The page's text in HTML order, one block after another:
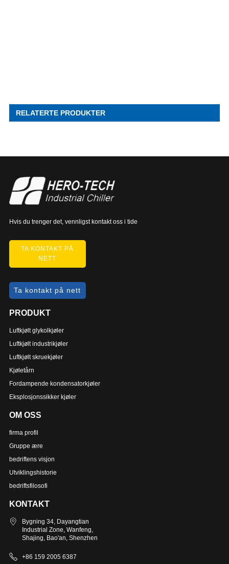
RELATERTE PRODUKTER
Hvis du trenger det, vennligst kontakt oss i tide
TA KONTAKT PÅ
NETT
Ta kontakt på nett
PRODUKT
Luftkjølt glykolkjøler
Luftkjølt industrikjøler
Luftkjølt skruekjøler
Kjøletårn
Fordampende kondensatorkjøler
Eksplosjonssikker kjøler
OM OSS
firma profil
Gruppe ære
bedriftens visjon
Utviklingshistorie
bedriftsfilosofi
KONTAKT
Bygning 34, Dayangtian
Industrial Zone, Wanfeng,
Shajing, Bao'an, Shenzhen
+86 159 2005 6387